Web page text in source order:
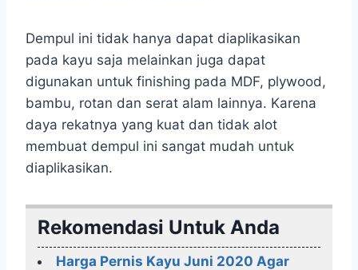
Dempul ini tidak hanya dapat diaplikasikan
pada kayu saja melainkan juga dapat
digunakan untuk finishing pada MDF, plywood,
bambu, rotan dan serat alam lainnya. Karena
daya rekatnya yang kuat dan tidak alot
membuat dempul ini sangat mudah untuk
diaplikasikan.
Rekomendasi Untuk Anda
Harga Pernis Kayu Juni 2020 Agar